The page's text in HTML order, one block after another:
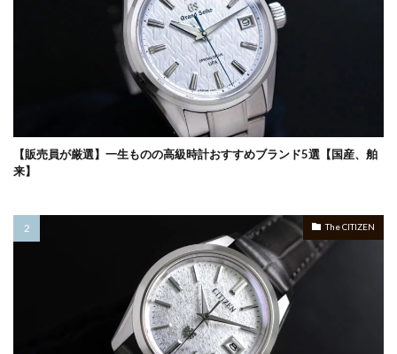
【販売員が厳選】一生ものの高級時計おすすめブランド5選【国産、舶
来】
The CITIZEN